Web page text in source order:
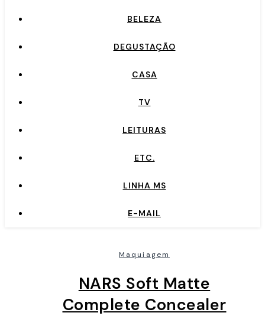
BELEZA
DEGUSTAÇÃO
CASA
TV
LEITURAS
ETC.
LINHA MS
E-MAIL
Maquiagem
NARS Soft Matte
Complete Concealer